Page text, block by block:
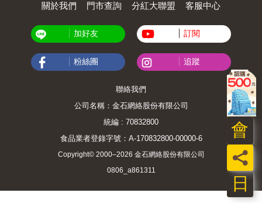
日
員
會
關於我們 門市查詢 分紅大聯盟 客服中心
加好友 訂閱
粉絲團 追蹤
聯絡我們
公司名稱：金石網絡股份有限公司
統編 : 70832800
食品業者登錄字號：A-170832800-00000-6
Copyright© 2000–2026 金石網絡股份有限公司
0806_a861311